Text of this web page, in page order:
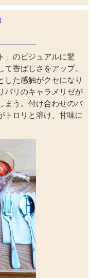
」のビジュアルに驚
香ばしさをアップ。
した感触がクセになり
パリのキャラメリゼが
まう。付け合わせのバ
トロリと溶け、甘味に